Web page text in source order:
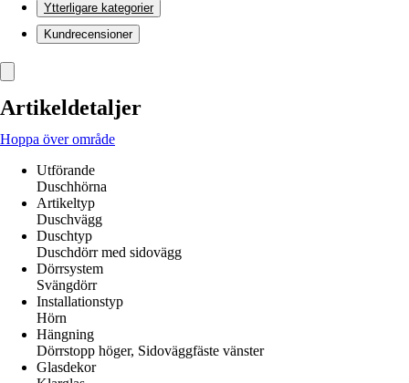
Ytterligare kategorier
Kundrecensioner
Artikeldetaljer
Hoppa över område
Utförande
Duschhörna
Artikeltyp
Duschvägg
Duschtyp
Duschdörr med sidovägg
Dörrsystem
Svängdörr
Installationstyp
Hörn
Hängning
Dörrstopp höger, Sidoväggfäste vänster
Glasdekor